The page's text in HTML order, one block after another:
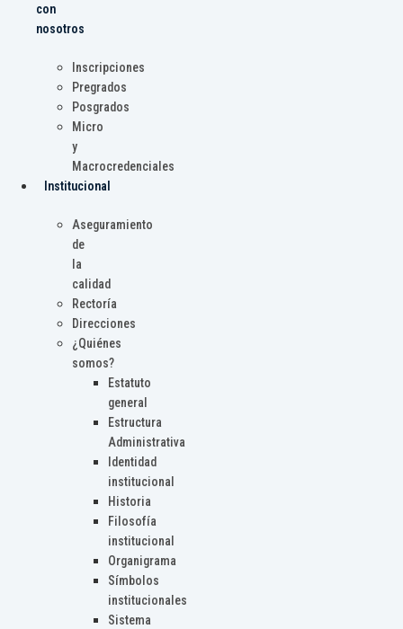
con
nosotros
Inscripciones
Pregrados
Posgrados
Micro
y
Macrocredenciales
Institucional
Aseguramiento
de
la
calidad
Rectoría
Direcciones
¿Quiénes
somos?
Estatuto
general
Estructura
Administrativa
Identidad
institucional
Historia
Filosofía
institucional
Organigrama
Símbolos
institucionales
Sistema